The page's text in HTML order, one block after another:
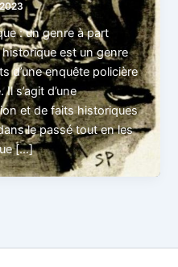
: un genre à part
est un genre
d’une enquête policière
s’agit d’une
et de faits historiques
le passé tout en les
[…]